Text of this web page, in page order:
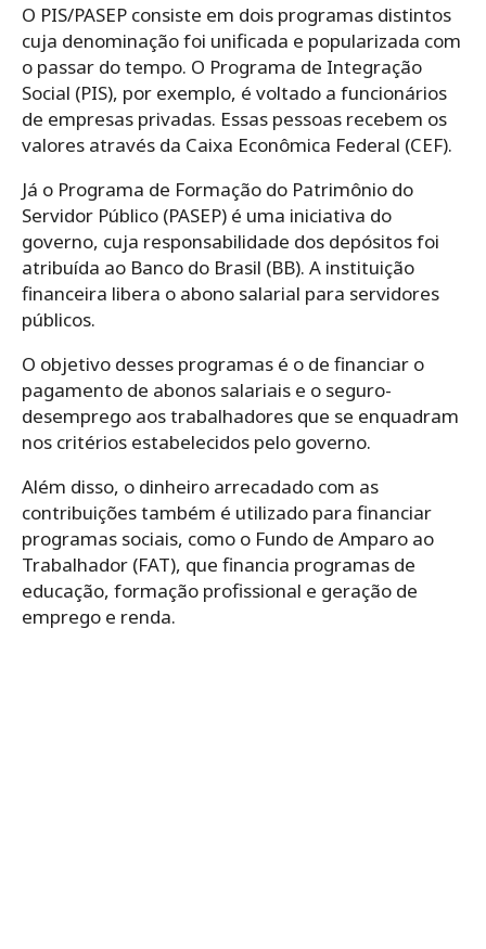
O PIS/PASEP consiste em dois programas distintos
cuja denominação foi unificada e popularizada com
o passar do tempo. O Programa de Integração
Social (PIS), por exemplo, é voltado a funcionários
de empresas privadas. Essas pessoas recebem os
valores através da Caixa Econômica Federal (CEF).
Já o Programa de Formação do Patrimônio do
Servidor Público (PASEP) é uma iniciativa do
governo, cuja responsabilidade dos depósitos foi
atribuída ao Banco do Brasil (BB). A instituição
financeira libera o abono salarial para servidores
públicos.
O objetivo desses programas é o de financiar o
pagamento de abonos salariais e o seguro-
desemprego aos trabalhadores que se enquadram
nos critérios estabelecidos pelo governo.
Além disso, o dinheiro arrecadado com as
contribuições também é utilizado para financiar
programas sociais, como o Fundo de Amparo ao
Trabalhador (FAT), que financia programas de
educação, formação profissional e geração de
emprego e renda.